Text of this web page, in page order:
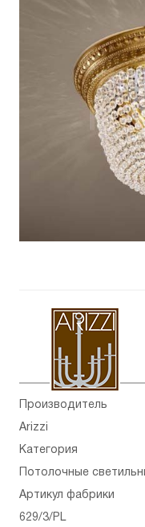
Производитель
Arizzi
Категория
Потолочные
Артикул фабрики
629/3/PL